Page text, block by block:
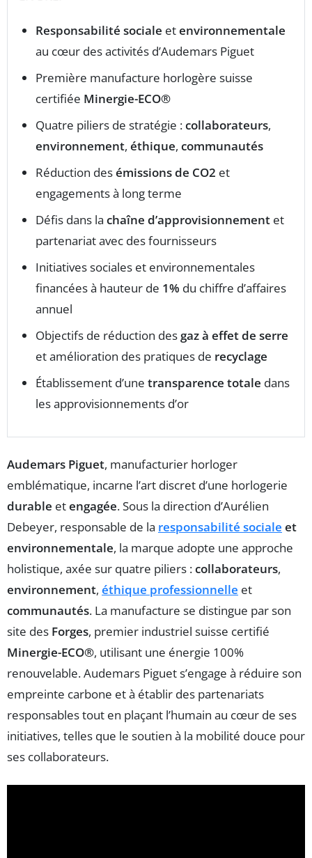
Responsabilité sociale etenvironnementale
au cœur des activités d’Audemars Piguet
Première manufacture horlogère suisse
certifiée Minergie-ECO®
Quatre piliers de stratégie :collaborateurs,
environnement, éthique, communautés
Réduction desémissions de CO2 et
engagements à long terme
Défis dans la chaîne d’approvisionnement et
partenariat avec des fournisseurs
Initiatives sociales et environnementales
financées à hauteur de 1% du chiffre d’affaires
annuel
Objectifs de réduction des gaz à effet de serre
et amélioration des pratiques de recyclage
Établissement d’une transparence totale dans
les approvisionnements d’or
Audemars Piguet, manufacturier horloger
emblématique, incarne l’art discret d’une horlogerie
durable etengagée. Sous la direction d’Aurélien
Debeyer, responsable de la responsabilité sociale et
environnementale, la marque adopte une approche
holistique, axée sur quatre piliers :collaborateurs,
environnement, éthique professionnelle et
communautés. La manufacture se distingue par son
site des Forges, premier industriel suisse certifié
Minergie-ECO®, utilisant une énergie 100%
renouvelable. Audemars Piguet s’engage à réduire son
empreinte carbone et à établir des partenariats
responsables tout en plaçant l’humain au cœur de ses
initiatives, telles que le soutien à la mobilité douce pour
ses collaborateurs.